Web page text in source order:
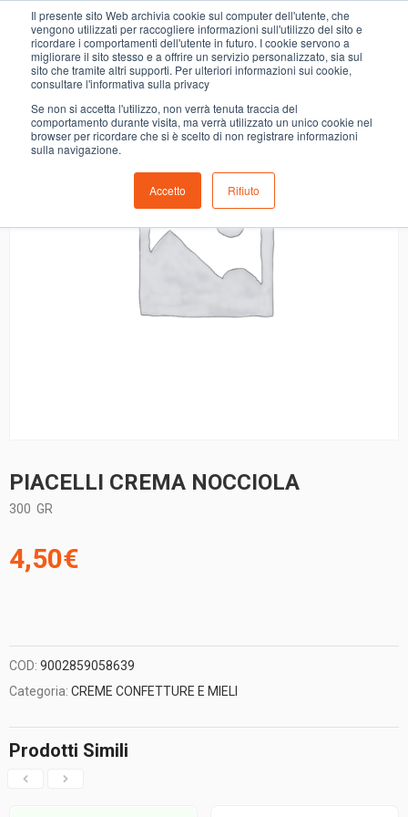
Il presente sito Web archivia cookie sul computer dell'utente, che
vengono utilizzati per raccogliere informazioni sull'utilizzo del sito e
ricordare i comportamenti dell'utente in futuro. I cookie servono a
migliorare il sito stesso e a offrire un servizio personalizzato, sia sul
sito che tramite altri supporti. Per ulteriori informazioni sui cookie,
consultare l'informativa sulla privacy
Se non si accetta l'utilizzo, non verrà tenuta traccia del
comportamento durante visita, ma verrà utilizzato un unico cookie nel
browser per ricordare che si è scelto di non registrare informazioni
sulla navigazione.
Accetto Rifiuto
PIACELLI CREMA NOCCIOLA
PIACELLI CREMA NOCCIOLA
300 GR
4,50€
COD: 9002859058639
Categoria: CREME CONFETTURE E MIELI
Prodotti Simili